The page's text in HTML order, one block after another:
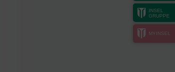
INSEL
GRUPPE
MYINSEL